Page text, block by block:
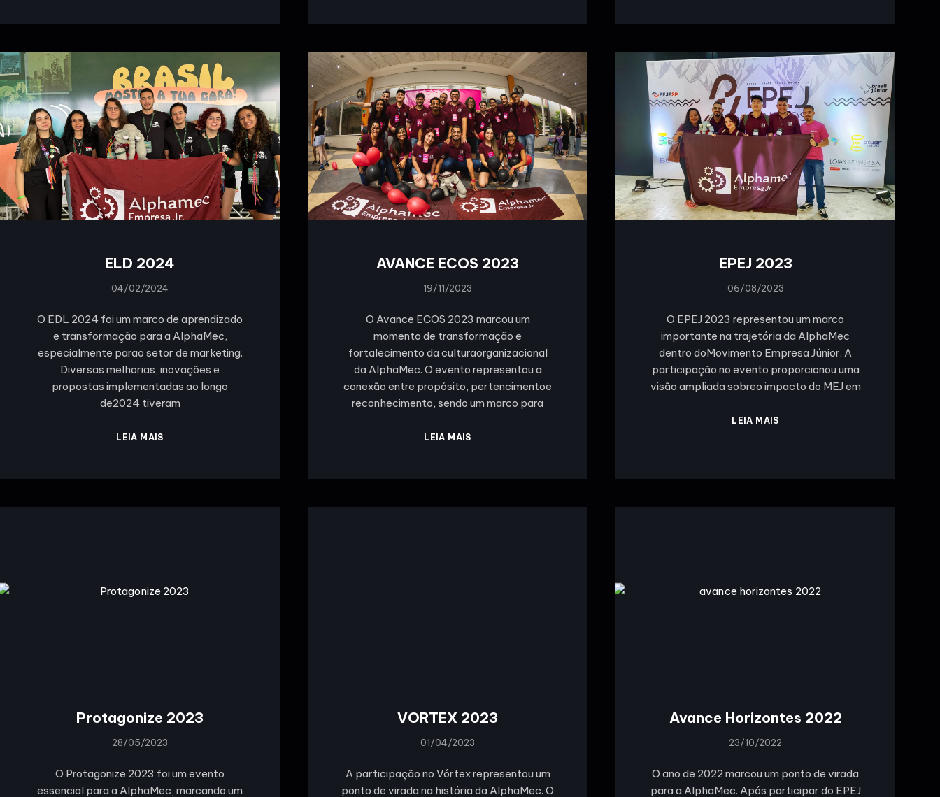
ELD 2024
04/02/2024
O EDL 2024 foi um marco de aprendizado
e transformação para a AlphaMec,
especialmente parao setor de marketing.
Diversas melhorias, inovações e
propostas implementadas ao longo
de2024 tiveram
LEIA MAIS
AVANCE ECOS 2023
19/11/2023
O Avance ECOS 2023 marcou um
momento de transformação e
fortalecimento da culturaorganizacional
da AlphaMec. O evento representou a
conexão entre propósito, pertencimentoe
reconhecimento, sendo um marco para
LEIA MAIS
EPEJ 2023
06/08/2023
O EPEJ 2023 representou um marco
importante na trajetória da AlphaMec
dentro doMovimento Empresa Júnior. A
participação no evento proporcionou uma
visão ampliada sobreo impacto do MEJ em
LEIA MAIS
Protagonize 2023
28/05/2023
O Protagonize 2023 foi um evento
essencial para a AlphaMec, marcando um
VORTEX 2023
01/04/2023
A participação no Vórtex representou um
ponto de virada na história da AlphaMec. O
Avance Horizontes 2022
23/10/2022
O ano de 2022 marcou um ponto de virada
para a AlphaMec. Após participar do EPEJ